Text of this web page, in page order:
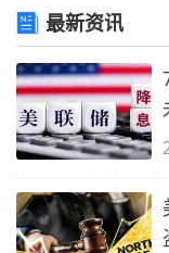
最新资讯